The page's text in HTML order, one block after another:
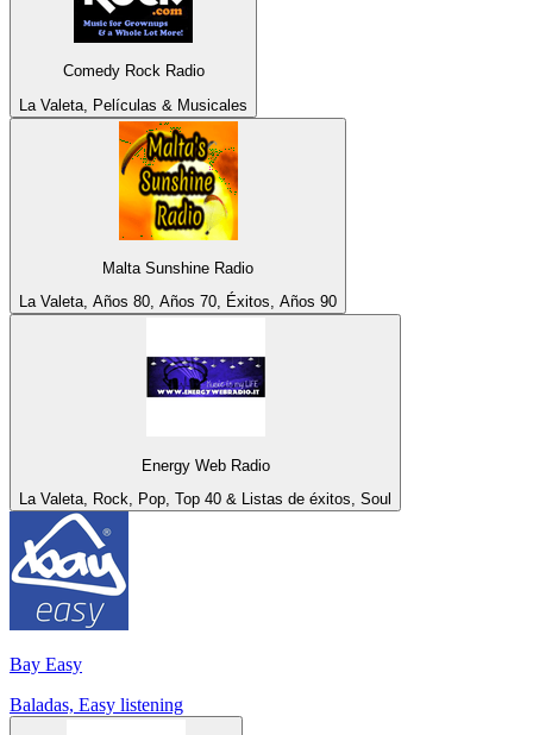
Comedy Rock Radio
La Valeta, Películas & Musicales
Malta Sunshine Radio
La Valeta, Años 80, Años 70, Éxitos, Años 90
Energy Web Radio
La Valeta, Rock, Pop, Top 40 & Listas de éxitos, Soul
Bay Easy
Baladas, Easy listening